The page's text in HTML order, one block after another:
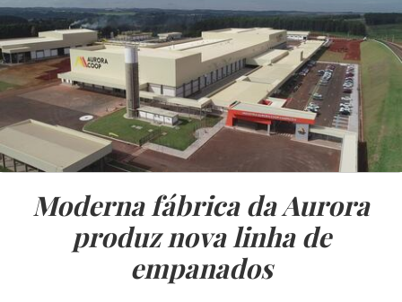
Moderna fábrica da Aurora
produz nova linha de
empanados